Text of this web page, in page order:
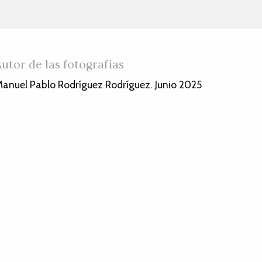
de las fotografías
Pablo Rodríguez Rodríguez. Junio 2025